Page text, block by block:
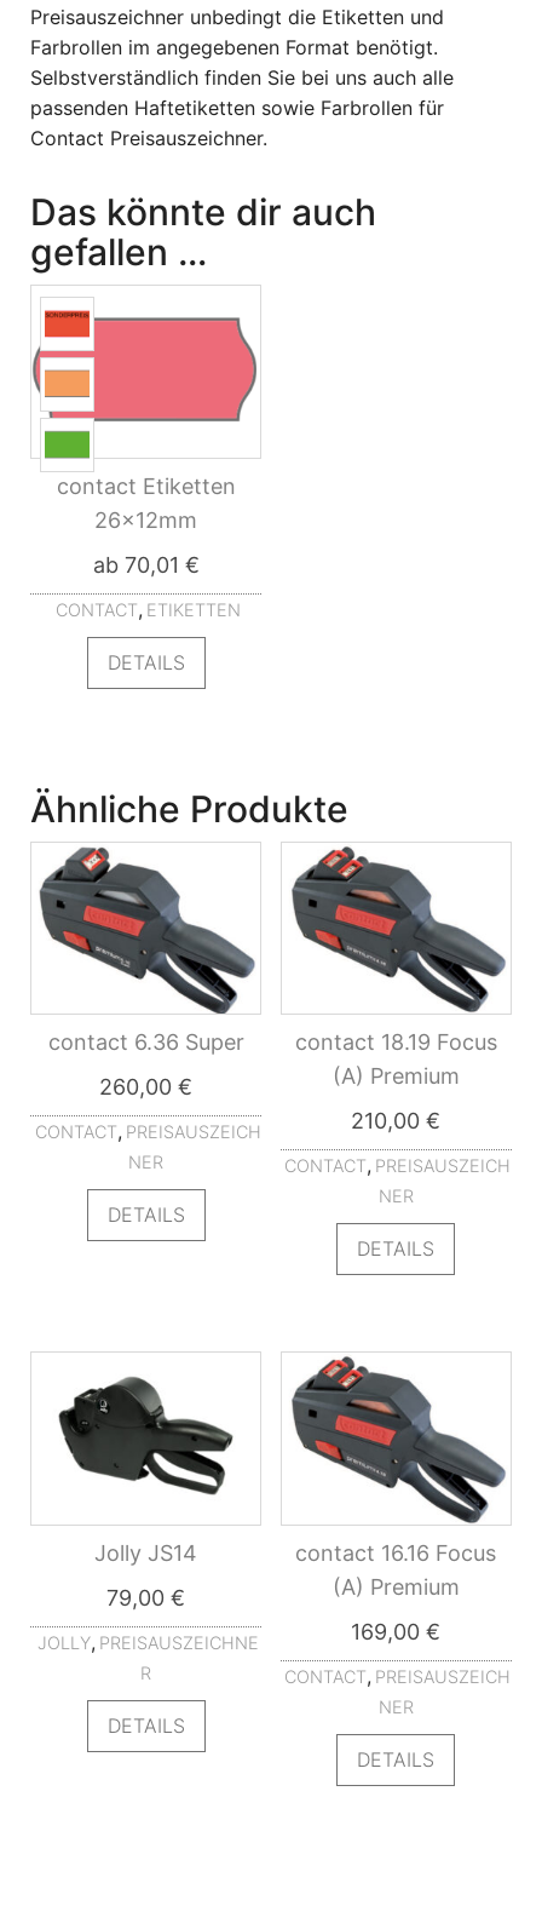
Preisauszeichner unbedingt die Etiketten und
Farbrollen im angegebenen Format benötigt.
Selbstverständlich finden Sie bei uns auch alle
passenden Haftetiketten sowie Farbrollen für
Contact Preisauszeichner.
Das könnte dir auch
gefallen …
contact Etiketten
26x12mm
ab 70,01 €
CONTACT, ETIKETTEN
DETAILS
Dieses Produkt weist mehrere
Ähnliche Produkte
contact 6.36 Super
260,00€
CONTACT, PREISAUSZEICH
NER
DETAILS
contact 18.19 Focus
(A) Premium
210,00€
CONTACT, PREISAUSZEICH
NER
DETAILS
Jolly JS14
79,00€
JOLLY, PREISAUSZEICHNE
R
DETAILS
contact 16.16 Focus
(A) Premium
169,00€
CONTACT, PREISAUSZEICH
NER
DETAILS